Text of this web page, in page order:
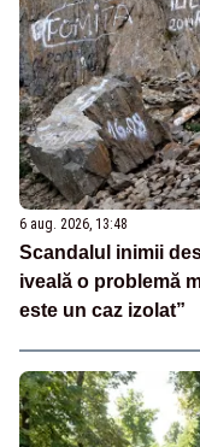
6 aug. 2026, 13:48
Scandalul inimii
iveală o problemă
este un caz izolat”